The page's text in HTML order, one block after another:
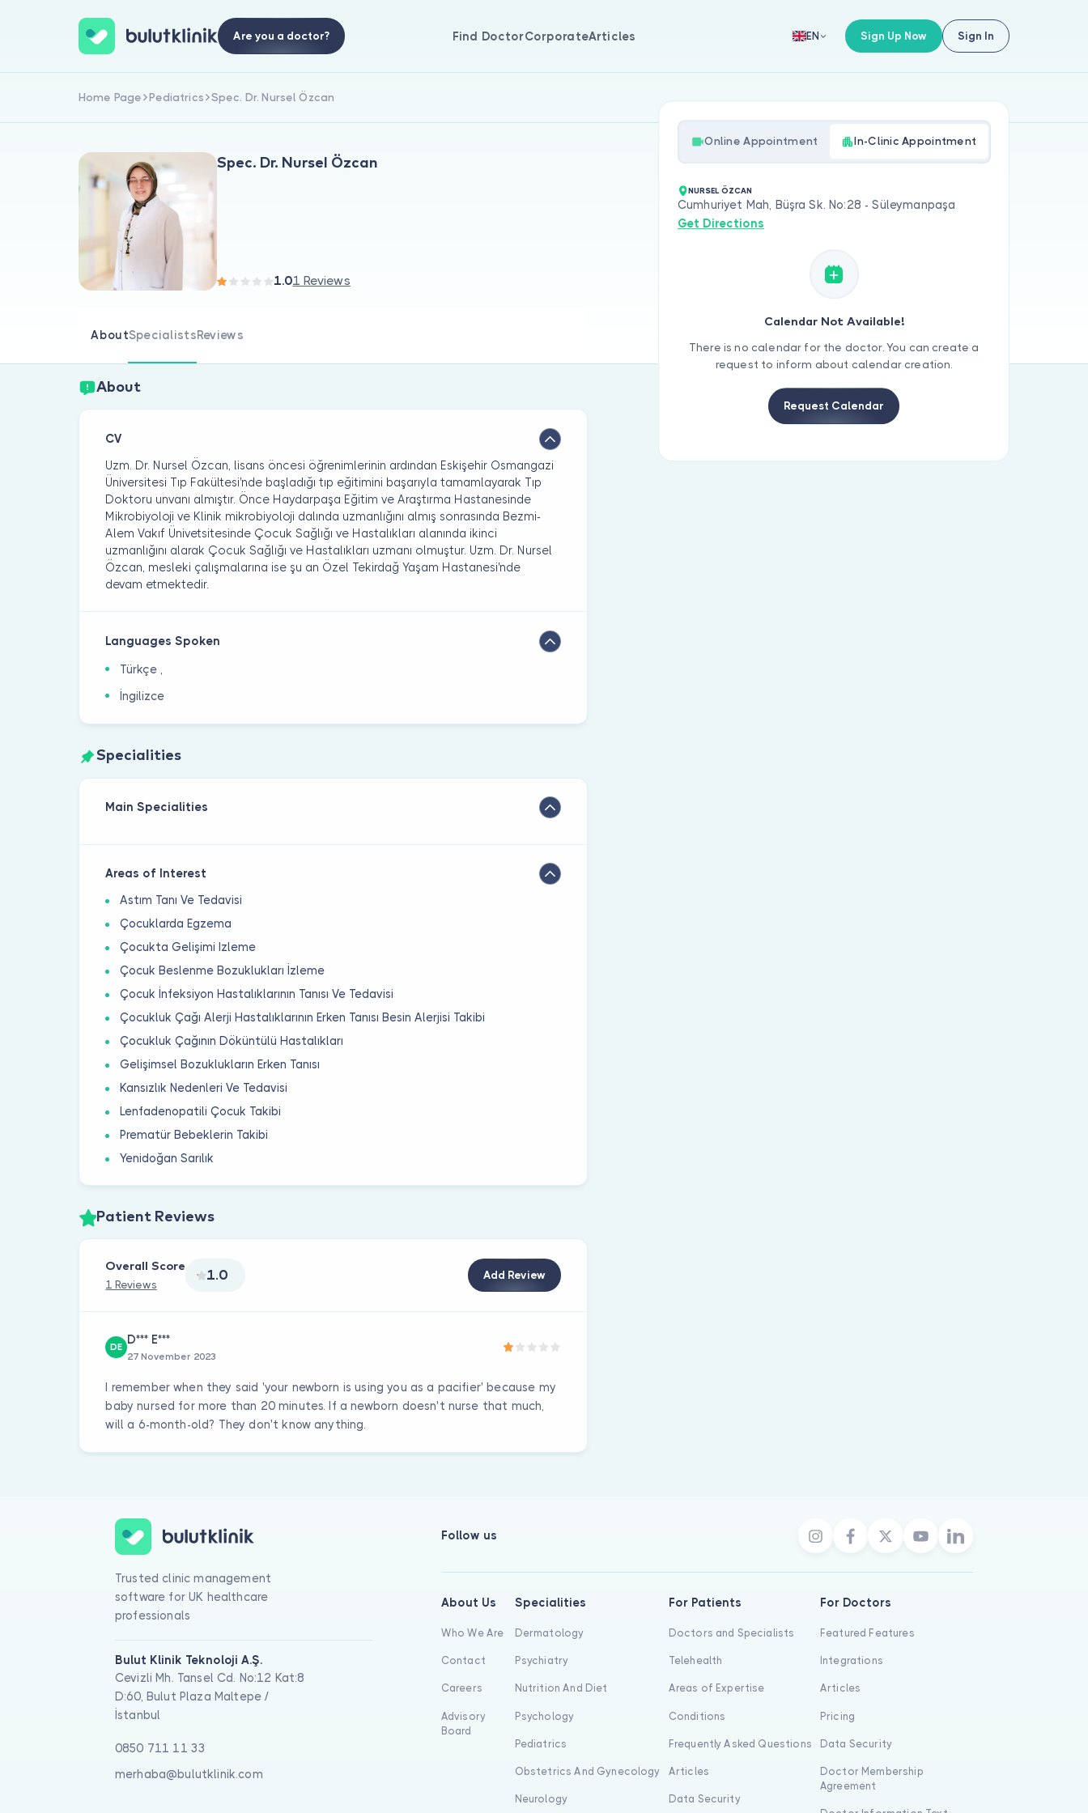
Are you a doctor? Find DoctorCorporateArticles EN Sign Up Now Sign In
Home Page Pediatrics Spec. Dr. Nursel Özcan
Spec. Dr. Nursel Özcan
1.01 Reviews
AboutSpecialistsReviews
About
CV
Uzm. Dr. Nursel Özcan, lisans öncesi öğrenimlerinin ardından Eskişehir Osmangazi
Üniversitesi Tıp Fakültesi'nde başladığı tıp eğitimini başarıyla tamamlayarak Tıp
Doktoru unvanı almıştır. Önce Haydarpaşa Eğitim ve Araştırma Hastanesinde
Mikrobiyoloji ve Klinik mikrobiyoloji dalında uzmanlığını almış sonrasında Bezmi-
Alem Vakıf Ünivetsitesinde Çocuk Sağlığı ve Hastalıkları alanında ikinci
uzmanlığını alarak Çocuk Sağlığı ve Hastalıkları uzmanı olmuştur. Uzm. Dr. Nursel
Özcan, mesleki çalışmalarına ise şu an Özel Tekirdağ Yaşam Hastanesi'nde
devam etmektedir.
Languages Spoken
Türkçe ,
İngilizce
Specialities
Main Specialities
Areas of Interest
Astım Tanı Ve Tedavisi
Çocuklarda Egzema
Çocukta Gelişimi Izleme
Çocuk Beslenme Bozuklukları İzleme
Çocuk İnfeksiyon Hastalıklarının Tanısı Ve Tedavisi
Çocukluk Çağı Alerji Hastalıklarının Erken Tanısı Besin Alerjisi Takibi
Çocukluk Çağının Döküntülü Hastalıkları
Gelişimsel Bozuklukların Erken Tanısı
Kansızlık Nedenleri Ve Tedavisi
Lenfadenopatili Çocuk Takibi
Prematür Bebeklerin Takibi
Yenidoğan Sarılık
Patient Reviews
Overall Score
1 Reviews
1.0 Add Review
DE
D*** E***
27 November 2023
I remember when they said 'your newborn is using you as a pacifier' because my
baby nursed for more than 20 minutes. If a newborn doesn't nurse that much,
will a 6-month-old? They don't know anything.
Online Appointment In-Clinic Appointment
NURSEL ÖZCAN
Cumhuriyet Mah, Büşra Sk. No:28 - Süleymanpaşa
Get Directions
Calendar Not Available!
There is no calendar for the doctor. You can create a
request to inform about calendar creation.
Request Calendar
Trusted clinic management
software for UK healthcare
professionals
Bulut Klinik Teknoloji A.Ş.
Cevizli Mh. Tansel Cd. No:12 Kat:8
D:60, Bulut Plaza Maltepe /
İstanbul
0850 711 11 33
merhaba@bulutklinik.com
Follow us
About Us
Who We Are
Contact
Careers
Advisory
Board
Specialities
Dermatology
Psychiatry
Nutrition And Diet
Psychology
Pediatrics
Obstetrics And Gynecology
Neurology
For Patients
Doctors and Specialists
Telehealth
Areas of Expertise
Conditions
Frequently Asked Questions
Articles
Data Security
For Doctors
Featured Features
Integrations
Articles
Pricing
Data Security
Doctor Membership
Agreement